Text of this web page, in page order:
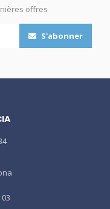
offres
S'abonner